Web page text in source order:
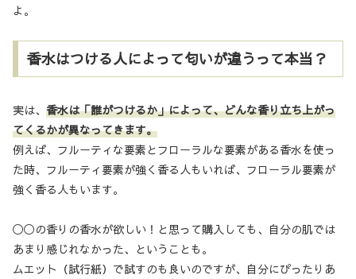
よ。
香水はつける人によって匂いが違うって本当？
実は、 香水は「誰がつけるか」によって、どんな香り立ち上がっ
てくるかが異なってきます。
例えば、フルーティな要素とフローラルな要素がある香水を使っ
た時、フルーティ要素が強く香る人もいれば、フローラル要素が
強く香る人もいます。
◯◯の香りの香水が欲しい！と思って購入しても、自分の肌では
あまり感じれなかった、ということも。
ムエット（試行紙）で試すのも良いのですが、自分にぴったりあ